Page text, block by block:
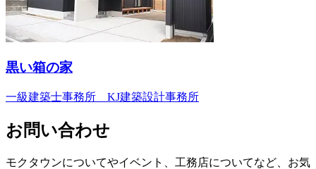
黒い箱の家
一級建築士事務所 KJ建築設計事務所
お問い合わせ
モクタウンについてやイベント、工務店についてなど、お気